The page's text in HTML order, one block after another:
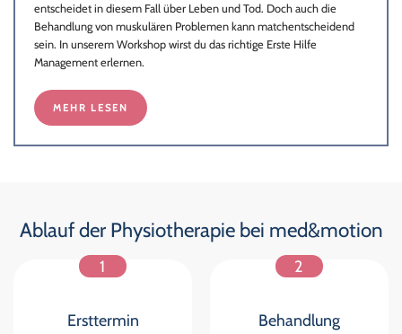
entscheidet in diesem Fall über Leben und Tod. Doch auch die
Behandlung von muskulären Problemen kann matchentscheidend
sein. In unserem Workshop wirst du das richtige Erste Hilfe
Management erlernen.
MEHR LESEN
Ablauf der Physiotherapie bei med&motion
1
Ersttermin
2
Behandlung